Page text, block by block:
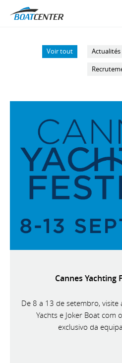
Voir tout Actualités
Cannes Yachting
De 8 a 13 de setembro, visite
Yachts e Joker Boat com
exclusivo da